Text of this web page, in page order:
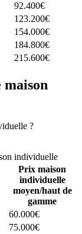
92.400€
123.200€
154.000€
184.800€
215.600€
?
individuelle
Prix maison
individuelle
moyen/haut de
gamme
60.000€
75.000€